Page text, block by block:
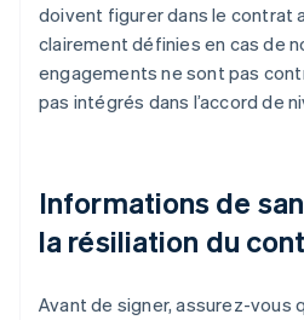
doivent figurer dans le contrat
clairement définies en cas de
engagements ne sont pas
pas intégrés dans l’accord de
Informations de
la résiliation du
Avant de signer, assurez-vous